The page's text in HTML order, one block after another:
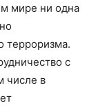
мире ни одна
терроризма.
с
числе в